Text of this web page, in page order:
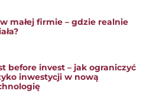
małej firmie – gdzie realnie
before invest – jak ograniczyć
inwestycji w nową